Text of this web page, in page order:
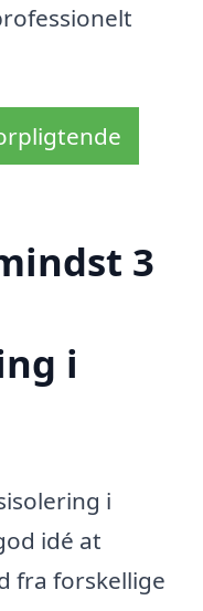
3
i
i
idé at
fra forskellige